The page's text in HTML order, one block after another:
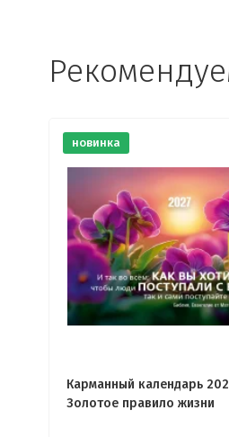
новинка
Карманный календарь
Золотое правило жизни